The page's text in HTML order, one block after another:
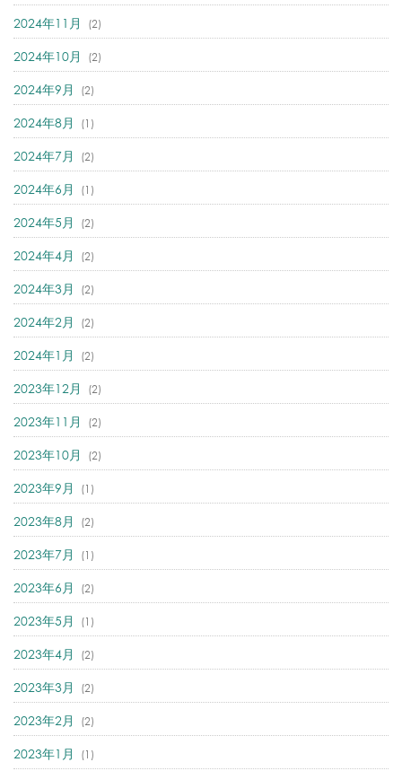
2024年11月 (2)
2024年10月 (2)
2024年9月 (2)
2024年8月 (1)
2024年7月 (2)
2024年6月 (1)
2024年5月 (2)
2024年4月 (2)
2024年3月 (2)
2024年2月 (2)
2024年1月 (2)
2023年12月 (2)
2023年11月 (2)
2023年10月 (2)
2023年9月 (1)
2023年8月 (2)
2023年7月 (1)
2023年6月 (2)
2023年5月 (1)
2023年4月 (2)
2023年3月 (2)
2023年2月 (2)
2023年1月 (1)